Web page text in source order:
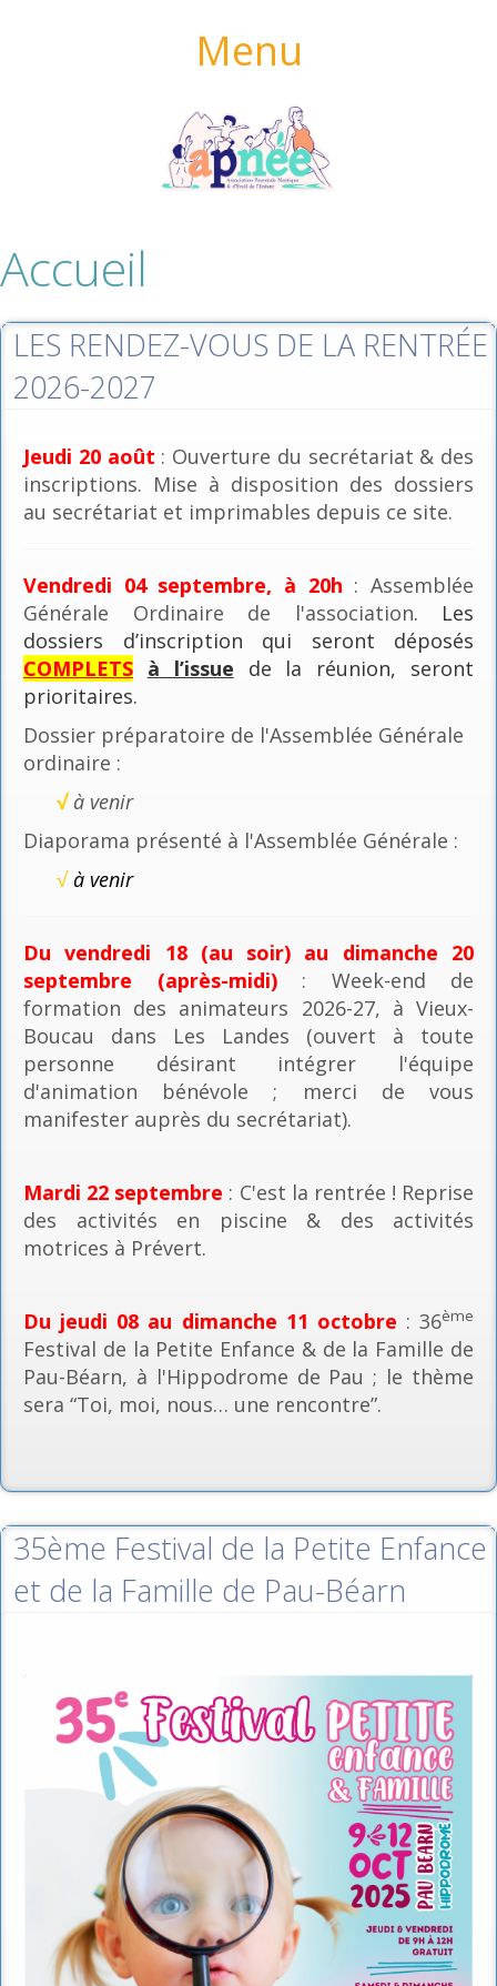
Menu
Accueil
LES RENDEZ-VOUS DE LA RENTRÉE
2026-2027
Jeudi 20 août : Ouverture du secrétariat & des
inscriptions. Mise à disposition des dossiers
au secrétariat et imprimables depuis ce site.
Vendredi 04 septembre, à 20h : Assemblée
Générale Ordinaire de l'association. Les
dossiers d’inscription qui seront déposés
COMPLETS à l’issue de la réunion, seront
prioritaires.
Dossier préparatoire de l'Assemblée Générale
ordinaire :
√ à venir
Diaporama présenté à l'Assemblée Générale :
√à venir
Du vendredi 18 (au soir) au dimanche 20
septembre (après-midi): Week-end de
formation des animateurs 2026-27, à Vieux-
Boucau dans Les Landes (ouvert à toute
personne désirant intégrer l'équipe
d'animation bénévole ; merci de vous
manifester auprès du secrétariat).
Mardi 22 septembre : C'est la rentrée ! Reprise
des activités en piscine & des activités
motrices à Prévert.
Du jeudi 08 au dimanche 11 octobre : 36ème
Festival de la Petite Enfance & de la Famille de
Pau-Béarn, à l'Hippodrome de Pau ; le thème
sera “Toi, moi, nous… une rencontre”.
35ème Festival de la Petite Enfance
et de la Famille de Pau-Béarn